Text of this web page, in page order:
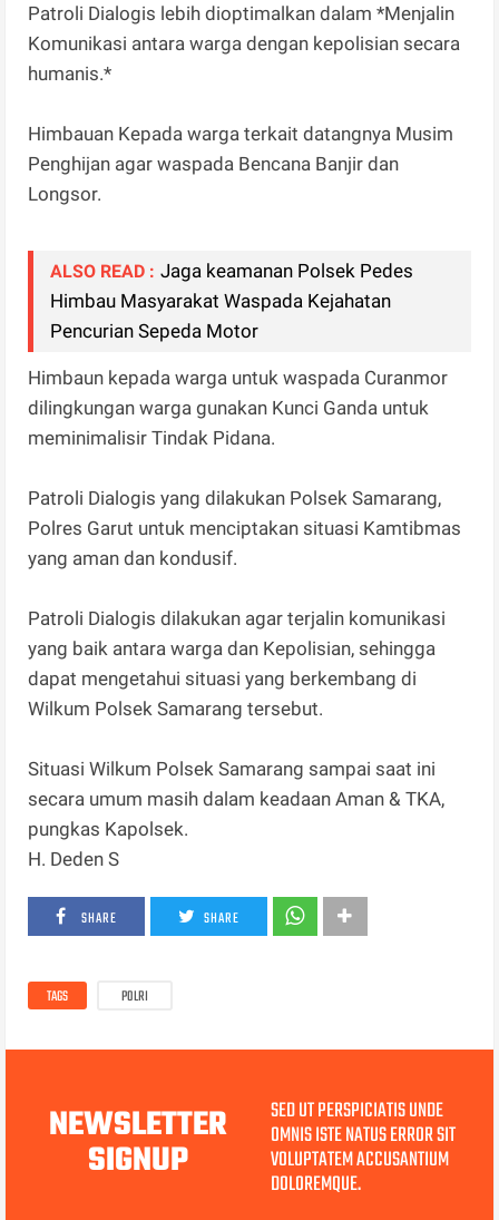
Patroli Dialogis lebih dioptimalkan dalam *Menjalin
Komunikasi antara warga dengan kepolisian secara
humanis.*
Himbauan Kepada warga terkait datangnya Musim
Penghijan agar waspada Bencana Banjir dan
Longsor.
ALSO READ : Jaga keamanan Polsek Pedes
Himbau Masyarakat Waspada Kejahatan
Pencurian Sepeda Motor
Himbaun kepada warga untuk waspada Curanmor
dilingkungan warga gunakan Kunci Ganda untuk
meminimalisir Tindak Pidana.
Patroli Dialogis yang dilakukan Polsek Samarang,
Polres Garut untuk menciptakan situasi Kamtibmas
yang aman dan kondusif.
Patroli Dialogis dilakukan agar terjalin komunikasi
yang baik antara warga dan Kepolisian, sehingga
dapat mengetahui situasi yang berkembang di
Wilkum Polsek Samarang tersebut.
Situasi Wilkum Polsek Samarang sampai saat ini
secara umum masih dalam keadaan Aman & TKA,
pungkas Kapolsek.
H. Deden S
SHARE SHARE
TAGS POLRI
NEWSLETTER
SIGNUP
SED UT PERSPICIATIS UNDE
OMNIS ISTE NATUS ERROR SIT
VOLUPTATEM ACCUSANTIUM
DOLOREMQUE.